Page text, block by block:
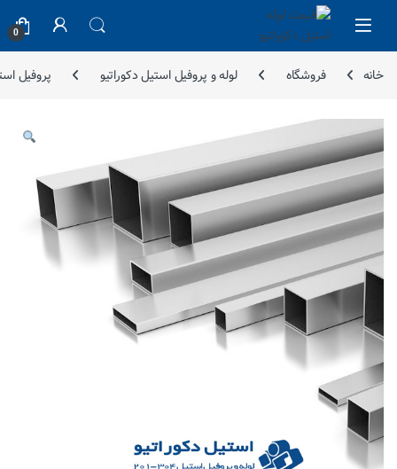
Skip to navigation
Skip to content
0
خانه فروشگاه لوله و پروفیل استیل دکوراتیو پروفیل